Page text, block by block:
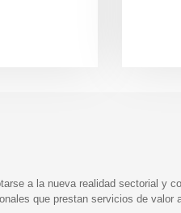
a la nueva realidad sectorial y
que prestan servicios de valor